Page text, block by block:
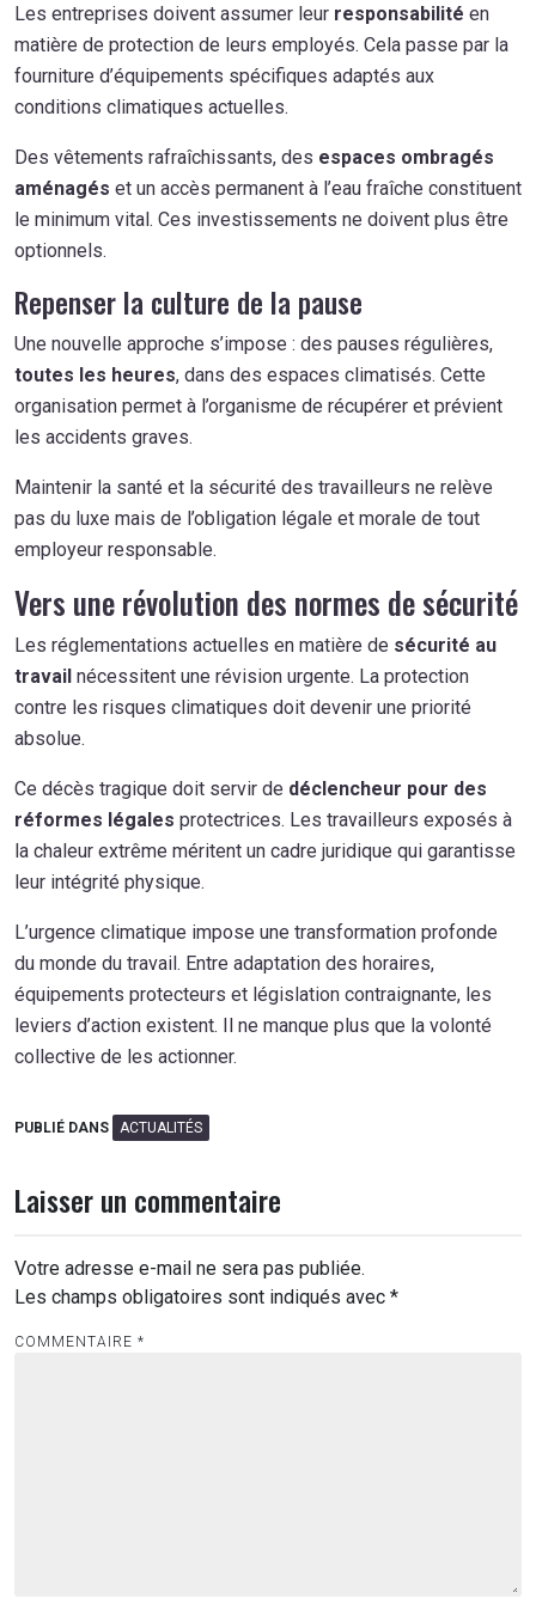
Les entreprises doivent assumer leur responsabilité en
matière de protection de leurs employés. Cela passe par la
fourniture d’équipements spécifiques adaptés aux
conditions climatiques actuelles.
Des vêtements rafraîchissants, des espaces ombragés
aménagés et un accès permanent à l’eau fraîche constituent
le minimum vital. Ces investissements ne doivent plus être
optionnels.
Repenser la culture de la pause
Une nouvelle approche s’impose : des pauses régulières,
toutes les heures, dans des espaces climatisés. Cette
organisation permet à l’organisme de récupérer et prévient
les accidents graves.
Maintenir la santé et la sécurité des travailleurs ne relève
pas du luxe mais de l’obligation légale et morale de tout
employeur responsable.
Vers une révolution des normes de sécurité
Les réglementations actuelles en matière de sécurité au
travail nécessitent une révision urgente. La protection
contre les risques climatiques doit devenir une priorité
absolue.
Ce décès tragique doit servir de déclencheur pour des
réformes légales protectrices. Les travailleurs exposés à
la chaleur extrême méritent un cadre juridique qui garantisse
leur intégrité physique.
L’urgence climatique impose une transformation profonde
du monde du travail. Entre adaptation des horaires,
équipements protecteurs et législation contraignante, les
leviers d’action existent. Il ne manque plus que la volonté
collective de les actionner.
PUBLIÉ DANS ACTUALITÉS
Laisser un commentaire
Votre adresse e-mail ne sera pas publiée.
Les champs obligatoires sont indiqués avec *
COMMENTAIRE *